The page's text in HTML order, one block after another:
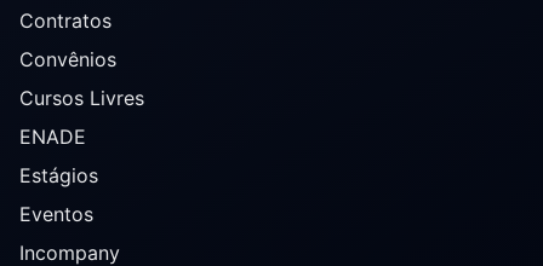
Contratos
Convênios
Cursos Livres
ENADE
Estágios
Eventos
Incompany